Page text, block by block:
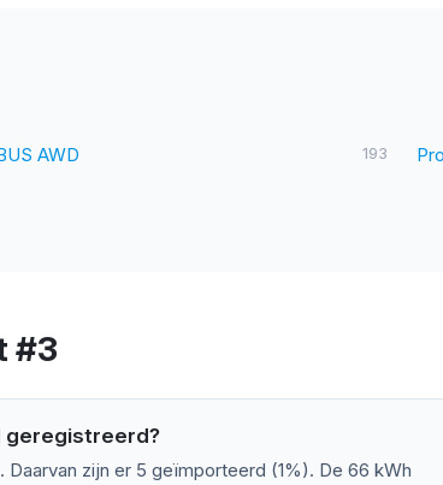
AWD 193
#3
geregistreerd?
zijn er 5 geïmporteerd (1%). De 66 kWh